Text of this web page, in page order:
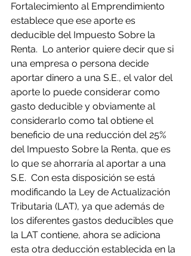
Fortalecimiento al Emprendimiento
establece que ese aporte es
deducible del Impuesto Sobre la
Renta.  Lo anterior quiere decir que si
una empresa o persona decide
aportar dinero a una S.E., el valor del
aporte lo puede considerar como
gasto deducible y obviamente al
considerarlo como tal obtiene el
beneficio de una reducción del 25%
del Impuesto Sobre la Renta, que es
lo que se ahorraría al aportar a una
S.E.  Con esta disposición se está
modificando la Ley de Actualización
Tributaria (LAT), ya que además de
los diferentes gastos deducibles que
la LAT contiene, ahora se adiciona
esta otra deducción establecida en la